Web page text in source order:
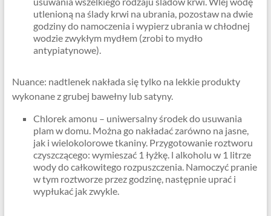
utlenioną na ślady krwi na ubrania, pozostaw na dwie
godziny do namoczenia i wypierz ubrania w chłodnej
wodzie zwykłym mydłem (zrobi to mydło
antypiatynowe).
Nuance: nadtlenek nakłada się tylko na lekkie produkty
wykonane z grubej bawełny lub satyny.
Chlorek amonu – uniwersalny środek do usuwania
plam w domu. Można go nakładać zarówno na jasne,
jak i wielokolorowe tkaniny. Przygotowanie roztworu
czyszczącego: wymieszać 1 łyżkę. l alkoholu w 1 litrze
wody do całkowitego rozpuszczenia. Namoczyć pranie
w tym roztworze przez godzinę, następnie uprać i
wypłukać jak zwykle.